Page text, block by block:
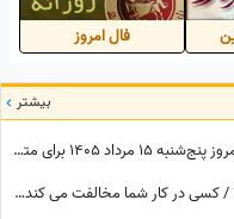
فال امروز
بیشتر
کائنات پیام ویژه ای برات داره / پیام انگیزشی امروز پنج‌شنبه 15 مرداد 1405 برای متولدین فروردین تا اسفند: هرگز، هرگز تسلیم نشو + ویدئو
فال شمع روزانه امروز پنج‌شنبه 15 مرداد 1405 / کسی در کار شما مخالفت می کند، اما ...